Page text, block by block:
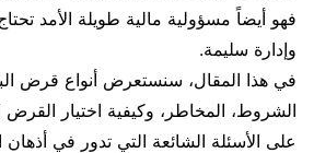
فهو أيضاً مسؤولية مالية طويلة الأمد
وإدارة سليمة.
في هذا المقال، سنستعرض أنواع قرض
الشروط، المخاطر، وكيفية اختيار
على الأسئلة الشائعة التي تدور في